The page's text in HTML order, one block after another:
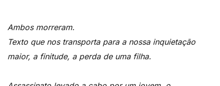
Ambos morreram.
Texto que nos transporta para a nossa inquietação
maior, a finitude, a perda de uma filha.